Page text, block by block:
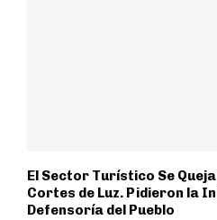
El Sector Turístico Se
Cortes de Luz. Pidieron la
Defensoría del Pueblo